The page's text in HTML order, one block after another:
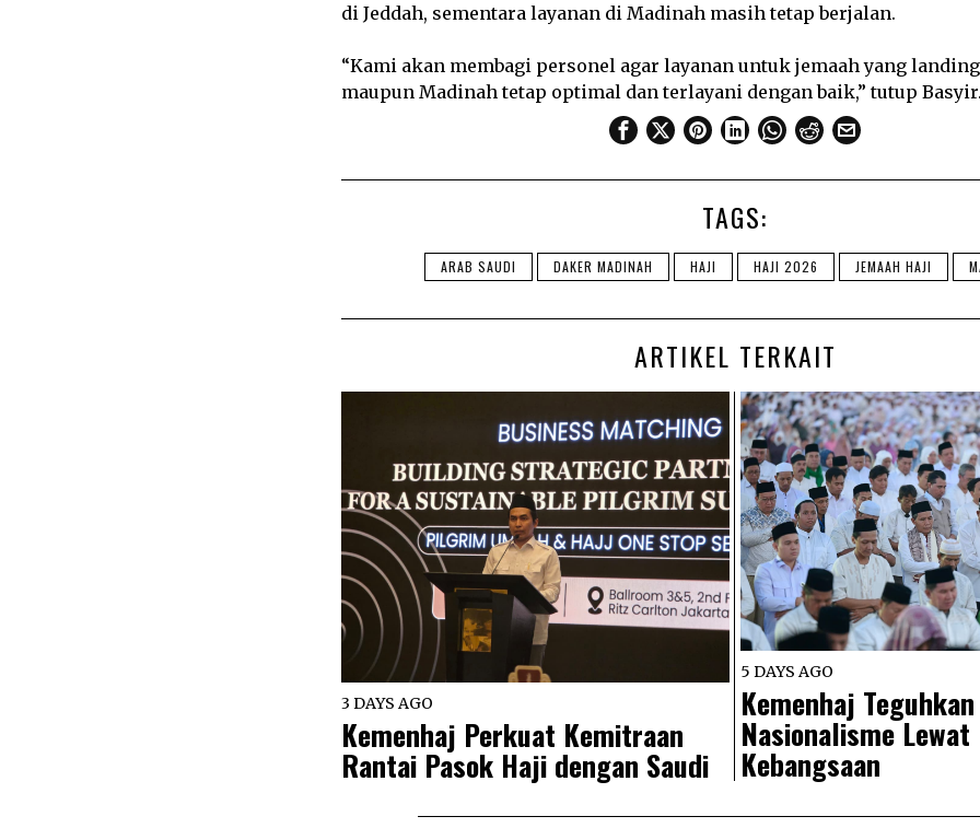
di Jeddah, sementara layanan di Madinah masih tetap berjalan.
“Kami akan membagi personel agar layanan untuk jemaah yang
maupun Madinah tetap optimal dan terlayani dengan baik,” tutup
TAGS:
ARAB SAUDI DAKER MADINAH HAJI HAJI 2026 JEMAAH HAJI
ARTIKEL TERKAIT
3 DAYS AGO
Kemenhaj Perkuat Kemitraan
Rantai Pasok Haji dengan Saudi
5 DAYS AGO
Kemenhaj Teguhkan
Nasionalisme Lewat
Kebangsaan